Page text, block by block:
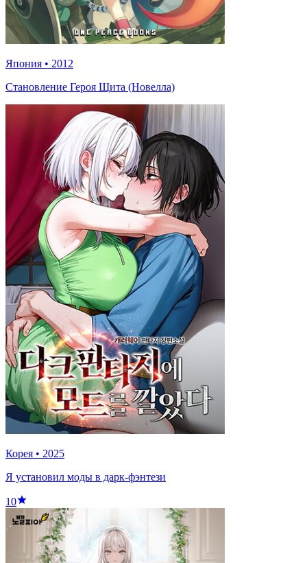
Япония • 2012
Становление Героя Щита (Новелла)
Корея • 2025
Я установил моды в дарк-фэнтези
10